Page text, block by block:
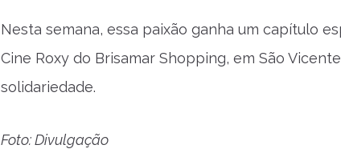
Nesta semana, essa paixão ganha um capítulo
Cine Roxy do Brisamar Shopping, em São
solidariedade.
Foto: Divulgação